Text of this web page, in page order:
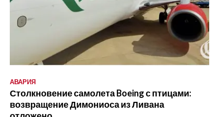
АВАРИЯ
Столкновение самолета Boeing с птицами:
возвращение Димониоса из Ливана